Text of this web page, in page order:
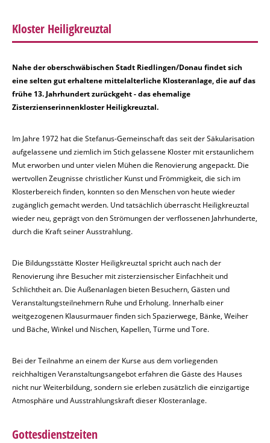
Kloster Heiligkreuztal
Nahe der oberschwäbischen Stadt Riedlingen/Donau findet sich
eine selten gut erhaltene mittelalterliche Klosteranlage, die auf das
frühe 13. Jahrhundert zurückgeht - das ehemalige
Zisterzienserinnenkloster Heiligkreuztal.
Im Jahre 1972 hat die Stefanus-Gemeinschaft das seit der Säkularisation
aufgelassene und ziemlich im Stich gelassene Kloster mit erstaunlichem
Mut erworben und unter vielen Mühen die Renovierung angepackt. Die
wertvollen Zeugnisse christlicher Kunst und Frömmigkeit, die sich im
Klosterbereich finden, konnten so den Menschen von heute wieder
zugänglich gemacht werden. Und tatsächlich überrascht Heiligkreuztal
wieder neu, geprägt von den Strömungen der verflossenen Jahrhunderte,
durch die Kraft seiner Ausstrahlung.
Die Bildungsstätte Kloster Heiligkreuztal spricht auch nach der
Renovierung ihre Besucher mit zisterziensischer Einfachheit und
Schlichtheit an. Die Außenanlagen bieten Besuchern, Gästen und
Veranstaltungsteilnehmern Ruhe und Erholung. Innerhalb einer
weitgezogenen Klausurmauer finden sich Spazierwege, Bänke, Weiher
und Bäche, Winkel und Nischen, Kapellen, Türme und Tore.
Bei der Teilnahme an einem der Kurse aus dem vorliegenden
reichhaltigen Veranstaltungsangebot erfahren die Gäste des Hauses
nicht nur Weiterbildung, sondern sie erleben zusätzlich die einzigartige
Atmosphäre und Ausstrahlungskraft dieser Klosteranlage.
Gottesdienstzeiten